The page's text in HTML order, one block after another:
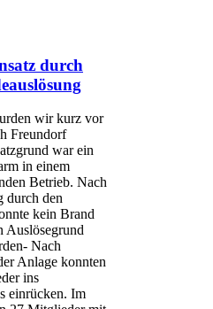
durch
wir kurz vor
Freundorf
war ein
in einem
Betrieb. Nach
durch den
kein Brand
Auslösegrund
Nach
Anlage konnten
ins
einrücken. Im